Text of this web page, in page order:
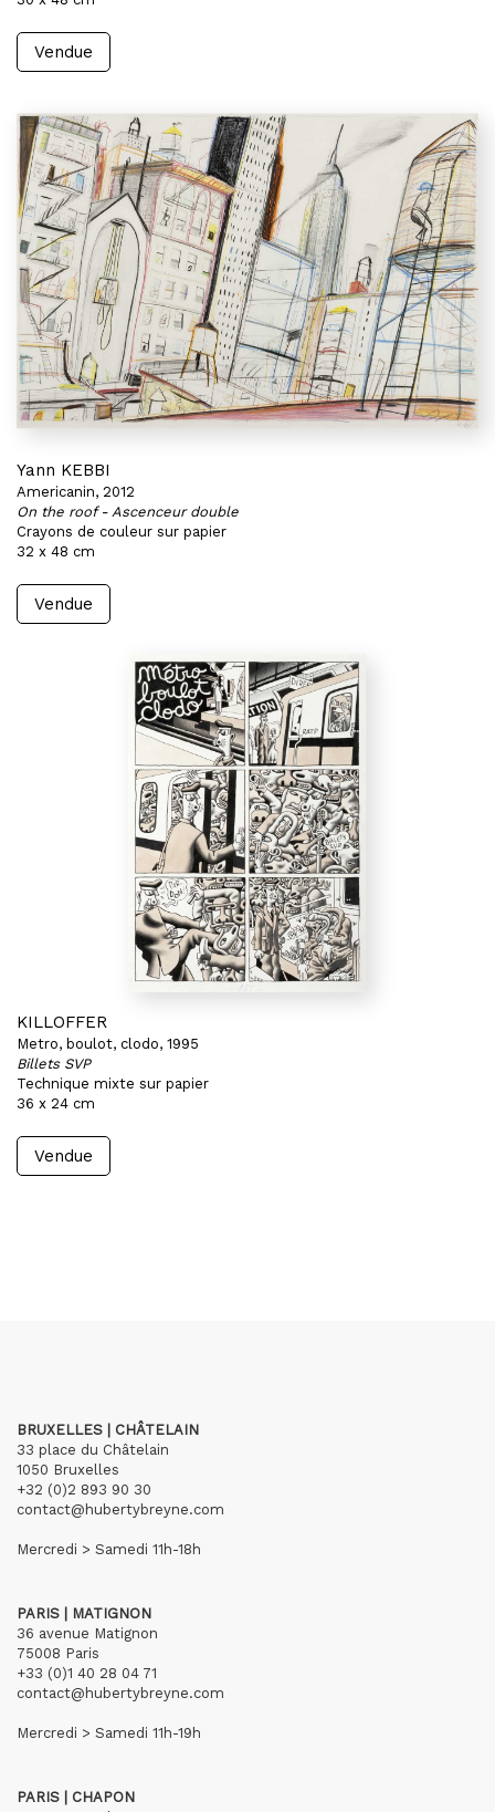
Vendue
Yann KEBBI
Americanin, 2012
On the roof - Ascenceur double
Crayons de couleur sur papier
32 x 48 cm
Vendue
KILLOFFER
Metro, boulot, clodo, 1995
Billets SVP
Technique mixte sur papier
36 x 24 cm
Vendue
BRUXELLES | CHÂTELAIN
33 place du Châtelain
1050 Bruxelles
+32 (0)2 893 90 30
contact@hubertybreyne.com
Mercredi > Samedi 11h-18h
PARIS | MATIGNON
36 avenue Matignon
75008 Paris
+33 (0)1 40 28 04 71
contact@hubertybreyne.com
Mercredi > Samedi 11h-19h
PARIS | CHAPON